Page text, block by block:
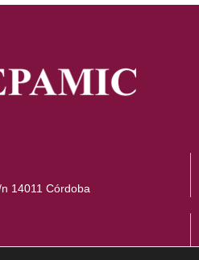
14011 Córdoba